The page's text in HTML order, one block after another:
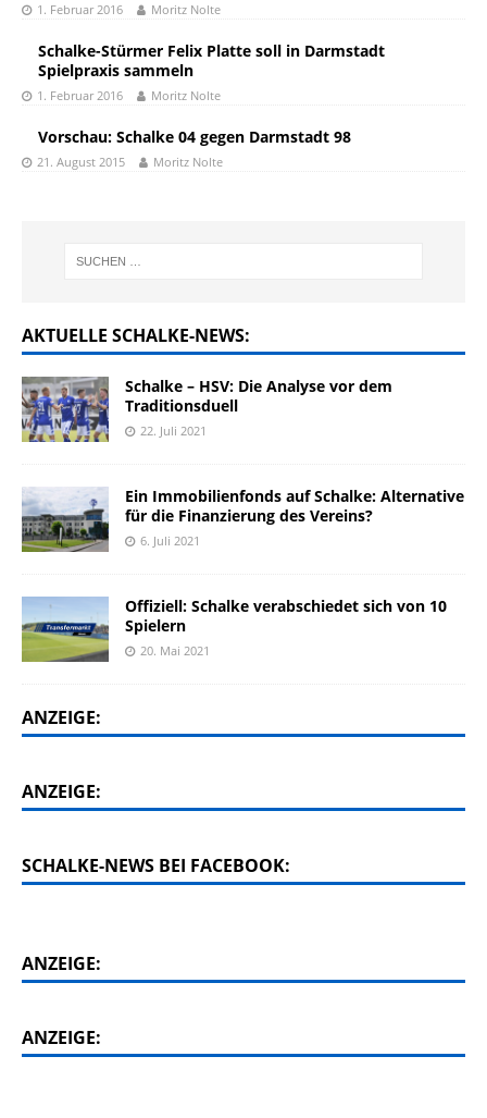
1. Februar 2016 Moritz Nolte
Schalke-Stürmer Felix Platte soll in Darmstadt
Spielpraxis sammeln
1. Februar 2016 Moritz Nolte
Vorschau: Schalke 04 gegen Darmstadt 98
21. August 2015 Moritz Nolte
AKTUELLE SCHALKE-NEWS:
Schalke – HSV: Die Analyse vor dem
Traditionsduell
22. Juli 2021
Ein Immobilienfonds auf Schalke: Alternative
für die Finanzierung des Vereins?
6. Juli 2021
Offiziell: Schalke verabschiedet sich von 10
Spielern
20. Mai 2021
ANZEIGE:
ANZEIGE:
SCHALKE-NEWS BEI FACEBOOK:
ANZEIGE:
ANZEIGE: